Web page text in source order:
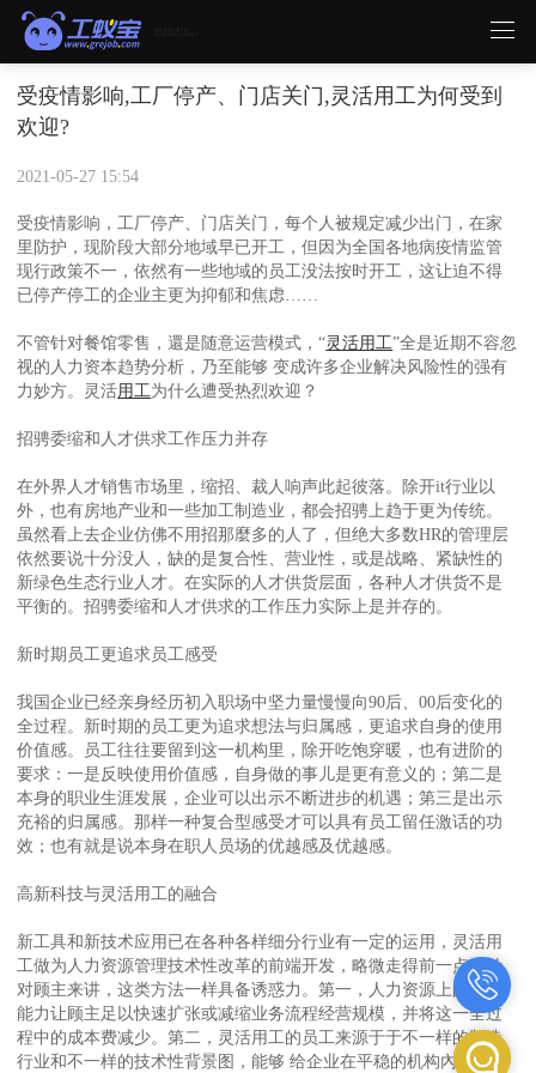
受疫情影响,工厂停产、门店关门,灵活用工为何受到
欢迎?
2021-05-27 15:54
受疫情影响，工厂停产、门店关门，每个人被规定减少出门，在家
里防护，现阶段大部分地域早已开工，但因为全国各地病疫情监管
现行政策不一，依然有一些地域的员工没法按时开工，这让迫不得
已停产停工的企业主更为抑郁和焦虑……
不管针对餐馆零售，還是随意运营模式，“灵活用工”全是近期不容忽
视的人力资本趋势分析，乃至能够 变成许多企业解决风险性的强有
力妙方。灵活用工为什么遭受热烈欢迎？
招骋委缩和人才供求工作压力并存
在外界人才销售市场里，缩招、裁人响声此起彼落。除开it行业以
外，也有房地产业和一些加工制造业，都会招骋上趋于更为传统。
虽然看上去企业仿佛不用招那麼多的人了，但绝大多数HR的管理层
依然要说十分没人，缺的是复合性、营业性，或是战略、紧缺性的
新绿色生态行业人才。在实际的人才供货层面，各种人才供货不是
平衡的。招骋委缩和人才供求的工作压力实际上是并存的。
新时期员工更追求员工感受
我国企业已经亲身经历初入职场中坚力量慢慢向90后、00后变化的
全过程。新时期的员工更为追求想法与归属感，更追求自身的使用
价值感。员工往往要留到这一机构里，除开吃饱穿暖，也有进阶的
要求：一是反映使用价值感，自身做的事儿是更有意义的；第二是
本身的职业生涯发展，企业可以出示不断进步的机遇；第三是出示
充裕的归属感。那样一种复合型感受才可以具有员工留任激话的功
效；也有就是说本身在职人员场的优越感及优越感。
高新科技与灵活用工的融合
新工具和新技术应用已在各种各样细分行业有一定的运用，灵活用
工做为人力资源管理技术性改革的前端开发，略微走得前一点。针
对顾主来讲，这类方法一样具备诱惑力。第一，人力资源上的协调
能力让顾主足以快速扩张或减缩业务流程经营规模，并将这一全过
程中的成本费减少。第二，灵活用工的员工来源于于不一样的制造
行业和不一样的技术性背景图，能够 给企业在平稳的机构內部产生